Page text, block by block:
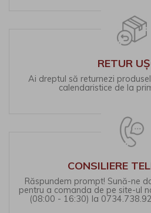
RETUR
Ai dreptul să returnezi
calendaristice de la
CONSILIERE
Răspundem prompt! Sună-ne
pentru a comanda de pe site-ul
(08:00 - 16:30) la